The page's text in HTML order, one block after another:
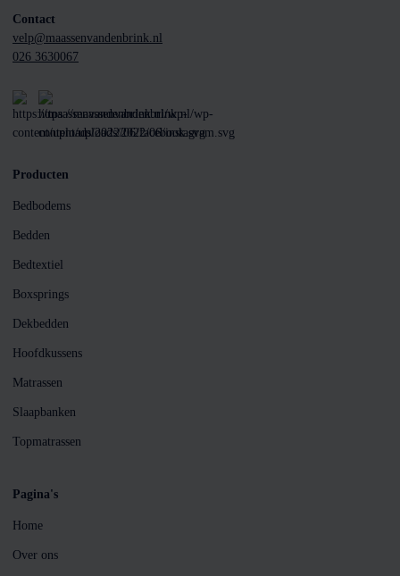
Contact
velp@maassenvandenbrink.nl
026 3630067
Producten
Bedbodems
Bedden
Bedtextiel
Boxsprings
Dekbedden
Hoofdkussens
Matrassen
Slaapbanken
Topmatrassen
Pagina's
Home
Over ons